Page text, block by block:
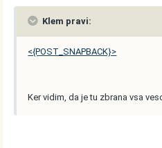
Klem pravi:
<{POST_SNAPBACK}>
Ker vidim, da je tu zbrana vsa